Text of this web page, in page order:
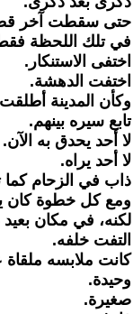
حتى سقطت آخر
في تلك اللحظة
اختفى الاستنكار.
اختفت الدهشة.
وكأن المدينة
تابع سيره بينهم.
لا أحد يحدق به الآن.
لا أحد يراه.
ذاب في الزحام
ومع كل خطوة كان
لكنه، في مكان
التفت خلفه.
كانت ملابسه
وحيدة.
صغيرة.